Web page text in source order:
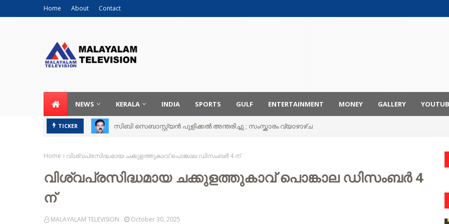
Home About Contact
NEWS KERALA INDIA SPORTS GULF ENTERTAINMENT MONEY GALLERY
TICKER സിബി സെബാസ്റ്റ്യന്‍ പുളിക്കല്‍ അന്തരിച്ചു ; സംസ്ക്കാരം വ്യാഴാഴ്ച
Home വിശ്വപ്രസിദ്ധമായ ചക്കുളത്തുകാവ് പൊങ്കാല ഡിസംബർ 4 ന്
വിശ്വപ്രസിദ്ധമായ ചക്കുളത്തുകാവ് പൊങ്കാല ഡിസംബർ 4
ന്
MALAYALAM TELEVISION October 30, 2025